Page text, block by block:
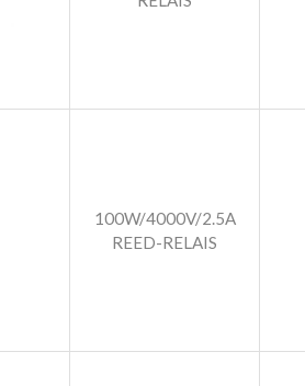
100W/4000V/2.5A
REED-RELAIS